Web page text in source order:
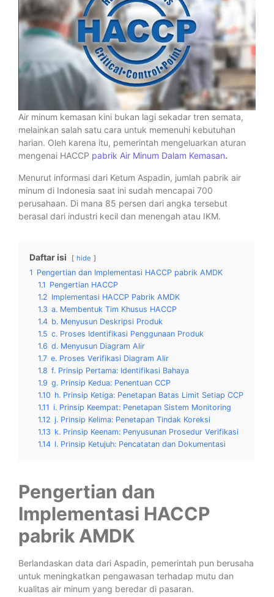
Air minum kemasan kini bukan lagi sekadar tren semata,
melainkan salah satu cara untuk memenuhi kebutuhan
harian. Oleh karena itu, pemerintah mengeluarkan aturan
mengenai HACCP pabrik Air Minum Dalam Kemasan.
Menurut informasi dari Ketum Aspadin, jumlah pabrik air
minum di Indonesia saat ini sudah mencapai 700
perusahaan. Di mana 85 persen dari angka tersebut
berasal dari industri kecil dan menengah atau IKM.
Daftar isi hide
1 Pengertian dan Implementasi HACCP pabrik AMDK
1.1 Pengertian HACCP
1.2 Implementasi HACCP Pabrik AMDK
1.3 a. Membentuk Tim Khusus HACCP
1.4 b. Menyusun Deskripsi Produk
1.5 c. Proses Identifikasi Penggunaan Produk
1.6 d. Menyusun Diagram Alir
1.7 e. Proses Verifikasi Diagram Alir
1.8 f. Prinsip Pertama: Identifikasi Bahaya
1.9 g. Prinsip Kedua: Penentuan CCP
1.10 h. Prinsip Ketiga: Penetapan Batas Limit Setiap CCP
1.11 i. Prinsip Keempat: Penetapan Sistem Monitoring
1.12 j. Prinsip Kelima: Penetapan Tindak Koreksi
1.13 k. Prinsip Keenam: Penyusunan Prosedur Verifikasi
1.14 l. Prinsip Ketujuh: Pencatatan dan Dokumentasi
Pengertian dan
Implementasi HACCP
pabrik AMDK
Berlandaskan data dari Aspadin, pemerintah pun berusaha
untuk meningkatkan pengawasan terhadap mutu dan
kualitas air minum yang beredar di pasaran.